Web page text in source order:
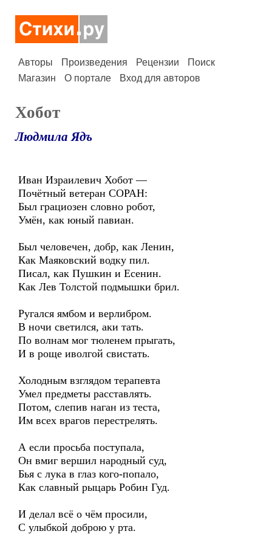
Авторы Произведения Рецензии
Поиск
Магазин
О портале Вход для авторов
Хобот
Людмила Ядъ
Иван Израилевич Хобот —
Почётный ветеран СОРАН:
Был грациозен словно робот,
Умён, как юный павиан.
Был человечен, добр, как Ленин,
Как Маяковский водку пил.
Писал, как Пушкин и Есенин.
Как Лев Толстой подмышки брил.
Ругался ямбом и верлибром.
В ночи светился, аки тать.
По волнам мог тюленем прыгать,
И в роще иволгой свистать.
Холодным взглядом терапевта
Умел предметы расставлять.
Потом, слепив наган из теста,
Им всех врагов перестрелять.
А если просьба поступала,
Он вмиг вершил народный суд,
Бья с лука в глаз кого-попало,
Как славный рыцарь Робин Гуд.
И делал всё о чём просили,
С улыбкой доброю у рта.